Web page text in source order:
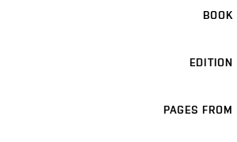
BOOK
EDITION
PAGES FROM